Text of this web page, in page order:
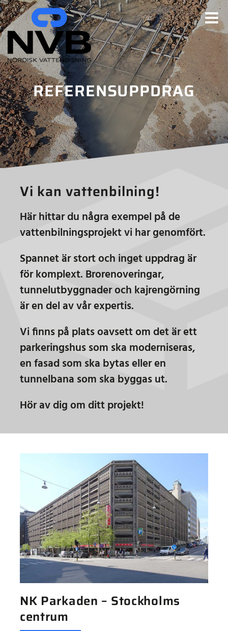
Fortsätt
till
innehållet
REFERENSUPPDRAG
Vi kan vattenbilning!
Här hittar du några exempel på de
vattenbilningsprojekt vi har genomfört.
Spannet är stort och inget uppdrag är
för komplext. Brorenoveringar,
tunnelutbyggnader och kajrengörning
är en del av vår expertis.
Vi finns på plats oavsett om det är ett
parkeringshus som ska moderniseras,
en fasad som ska bytas eller en
tunnelbana som ska byggas ut.
Hör av digom ditt projekt!
NK Parkaden – Stockholms
centrum